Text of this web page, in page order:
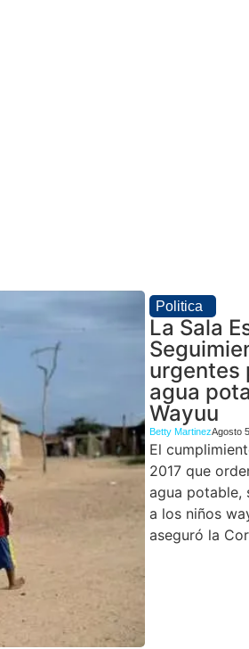
Politica
La Sala
urgentes
agua
Wayuu
Betty MartinezAgosto
El
2017 que
agua potable,
a los niños
aseguró la